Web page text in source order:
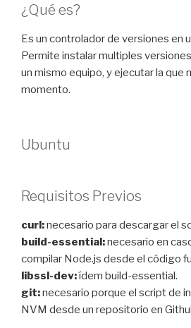
¿Qué es?
Es un controlador de versiones en
Permite instalar multiples
un mismo equipo, y ejecutar la que
momento.
Ubuntu
Requisitos Previos
curl:necesario para descargar el
build-essential:necesario en
compilar Node.js desde el código
libssl-dev:ídem build-essential.
git:necesario porque el script de
NVM desde un repositorio en